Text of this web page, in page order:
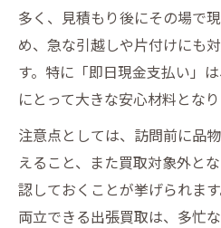
多く、見積もり後にその場で
め、急な引越しや片付けにも
す。特に「即日現金支払い」
にとって大きな安心材料となり
注意点としては、訪問前に品
えること、また買取対象外と
認しておくことが挙げられま
両立できる出張買取は、多忙